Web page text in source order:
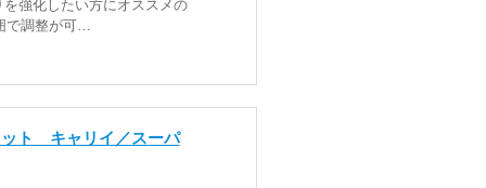
強化したい方にオススメの
で調整が可…
ット キャリイ／スーパ